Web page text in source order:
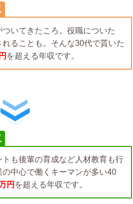
いてきたころ。役職についた
ることも。そんな30代で貰いた
を超える年収です。
も後輩の育成など人材教育も行
中心で働くキーマンが多い40
円 を超える年収です。